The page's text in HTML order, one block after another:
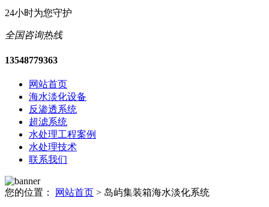
24小时为您守护
全国咨询热线
13548779363
网站首页
海水淡化设备
反渗透系统
超滤系统
水处理工程案例
水处理技术
联系我们
您的位置： 网站首页 > 岛屿集装箱海水淡化系统